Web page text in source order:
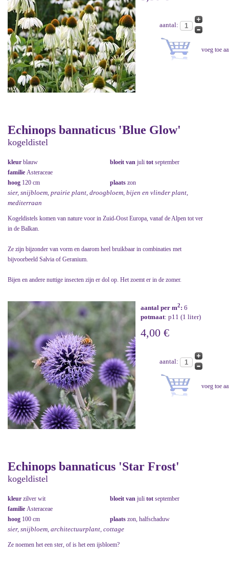
aantal:
Echinops bannaticus 'Blue Glow'
kogeldistel
kleur blauw bloeit van juli tot september
familie Asteraceae
hoog 120 cm plaats zon
sier, snijbloem, prairie plant, droogbloem, bijen en vlinder plant,
mediterraan
Kogeldistels komen van nature voor in Zuid-Oost Europa, vanaf de Alpen tot ver
in de Balkan.
Ze zijn bijzonder van vorm en daarom heel bruikbaar in combinaties met
bijvoorbeeld Salvia of Geranium.
Bijen en andere nuttige insecten zijn er dol op. Het zoemt er in de zomer.
aantal per m2: 6
potmaat: p11 (1 liter)
4,00 €
aantal:
Echinops bannaticus 'Star Frost'
kogeldistel
kleur zilver wit bloeit van juli tot september
familie Asteraceae
hoog 100 cm plaats zon, halfschaduw
sier, snijbloem, architectuurplant, cottage
Ze noemen het een ster, of is het een ijsbloem?